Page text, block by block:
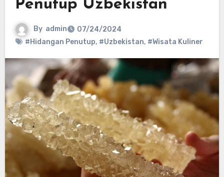
Penutup Uzbekistan
By admin
07/24/2024
#Hidangan Penutup, #Uzbekistan, #Wisata Kuliner